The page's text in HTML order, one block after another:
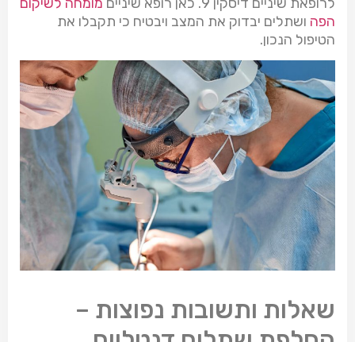
הפה ושתלים יבדוק את המצב ויבטיח כי תקבלו את
הטיפול הנכון.
שאלות ותשובות נפוצות –